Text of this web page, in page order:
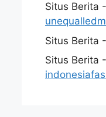
Situs Berita
Situs Berita
Situs Berita